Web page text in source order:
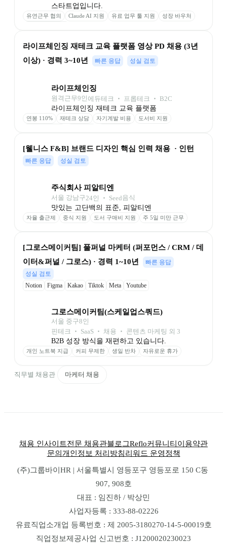
스타트업입니다.
유연근무 협의 Claude AI 지원 유료 업무 툴 지원
성장 바우처
라이프체인징 재테크 교육 플랫폼 영상 PD 채용 (3년
이상) · 경력 3~10년
빠른 응답 성실 검토
라이프체인징
원격근무9인 에듀테크 ‧ 프롭테크 ‧ B2C
라이프체인징 재테크 교육 플랫폼
연봉 110% 재테크 상담 자기계발 비용
도서비 지원
[웰니스 F&B] 브랜드 디자인 핵심 인력 채용  · 인턴
빠른 응답 성실 검토
주식회사 피알티엔
서울 강남구24인 ‧ Seed음식
맛있는 고단백의 표준, 피알티엔
자율 출근제 중식 지원 도서 구매비 지원 주 5일 미만 근무
[그로스메이커팀] 풀퍼널 마케터 (퍼포먼스 / CRM / 데
이터&퍼널 / 그로스) · 경력 1~10년
빠른 응답
성실 검토
Notion
Figma Kakao Tiktok Meta
Youtube
Airbridge Hotjar GTM Braze Amplitude
그로스메이커팀(스케일업스쿼드)
서울 중구8인
핀테크 ‧ SaaS ‧ 채용 ‧ 콘텐츠 마케팅 외 3
B2B 성장 방식을 재편하고 있습니다.
개인 노트북 지급 커피 무제한 생일 반차
자유로운 휴가
성과 인센티브
스톡옵션
직무별 채용관 마케터 채용
채용 인사이트전문 채용관블로그Reflo커뮤니티 이용약관
문의 개인정보 처리방침리워드 운영정책
(주)그룹바이HR | 서울특별시 영등포구 영등포로 150 C동
907, 908호
대표 : 임진하 / 박상민
사업자등록 : 333-88-02226
유료직업소개업 등록번호 : 제 2005-3180270-14-5-00019호
직업정보제공사업 신고번호 : J1200020230023